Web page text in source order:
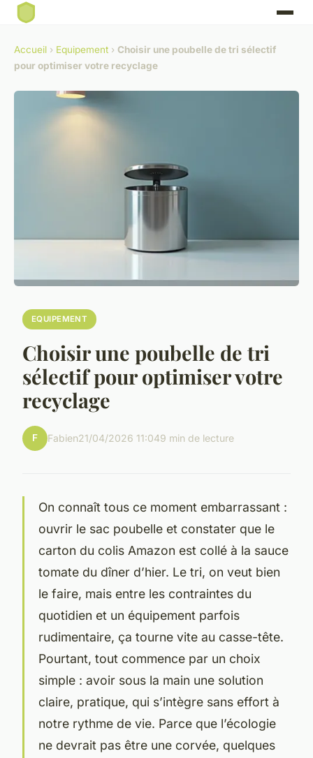
Accueil › Equipement › Choisir une poubelle de tri sélectif
pour optimiser votre recyclage
EQUIPEMENT
Choisir une poubelle de tri
sélectif pour optimiser votre
recyclage
F Fabien21/04/2026 11:049 min de lecture
On connaît tous ce moment embarrassant :
ouvrir le sac poubelle et constater que le
carton du colis Amazon est collé à la sauce
tomate du dîner d’hier. Le tri, on veut bien
le faire, mais entre les contraintes du
quotidien et un équipement parfois
rudimentaire, ça tourne vite au casse-tête.
Pourtant, tout commence par un choix
simple : avoir sous la main une solution
claire, pratique, qui s’intègre sans effort à
notre rythme de vie. Parce que l’écologie
ne devrait pas être une corvée, quelques